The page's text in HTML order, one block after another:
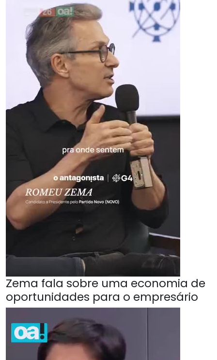
Zema fala sobre uma economia de
oportunidades para o empresário